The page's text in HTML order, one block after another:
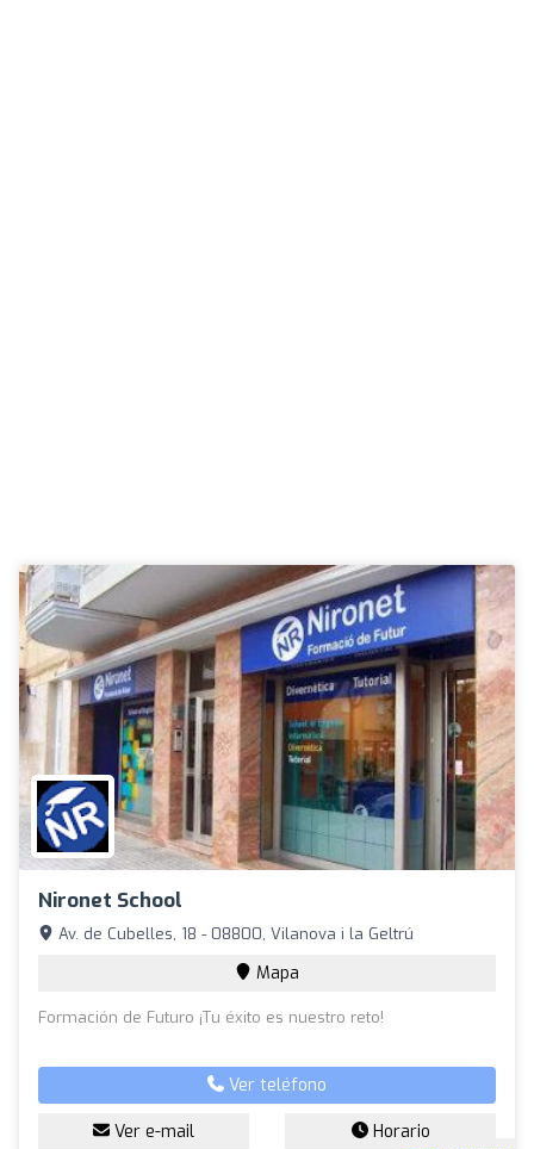
Nironet School
Av. de Cubelles, 18 - 08800, Vilanova i la Geltrú
Mapa
Formación de Futuro ¡Tu éxito es nuestro reto!
Ver teléfono
Ver e-mail Horario